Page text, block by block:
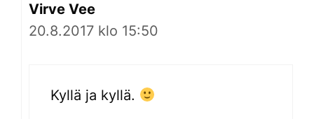
Virve Vee
20.8.2017 klo 15:50
Kyllä ja kyllä.